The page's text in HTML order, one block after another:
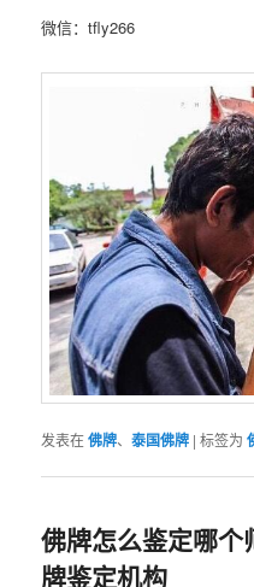
微信：tfly266
发表在佛牌、泰国佛牌 |标签为
佛牌怎么鉴定哪个
牌鉴定机构